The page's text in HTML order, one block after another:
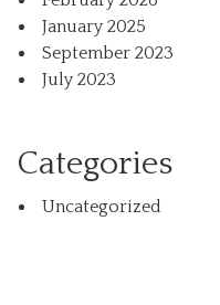
January 2025
September 2023
July 2023
Categories
Uncategorized